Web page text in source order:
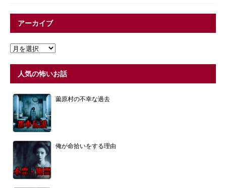
アーカイブ
人気の怖いお話
薗原村の不幸な過去
俺が命拾いをする理由